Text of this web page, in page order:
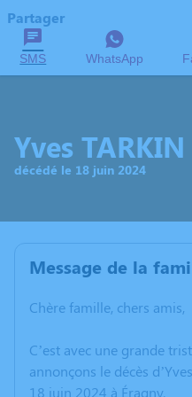
Partager
SMS WhatsApp
Yves TARKIN
décédé le 18 juin 2024
Message de la
Chère famille, chers amis,
C’est avec une grande
annonçons le décès
18 juin 2024 à Éragny.